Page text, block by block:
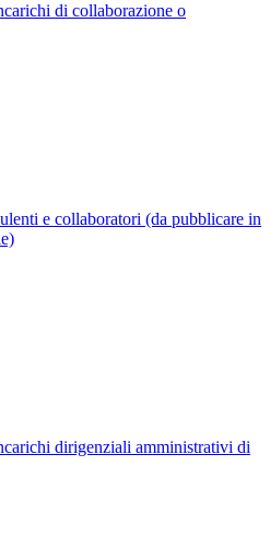
di collaborazione o
e collaboratori (da pubblicare in
dirigenziali amministrativi di